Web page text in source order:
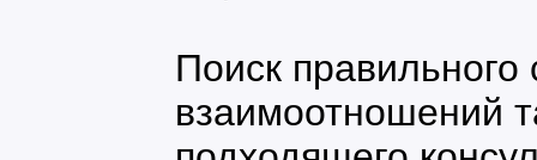
Поиск
взаимоотношений